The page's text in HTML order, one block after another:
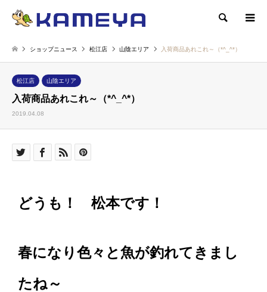
検索
ショップニュース 松江店 山陰エリア 入荷商品あれこれ～（*^_^*）
松江店 山陰エリア
入荷商品あれこれ～（*^_^*）
2019.04.08
どうも！ 松本です！
春になり色々と魚が釣れてきまし
たね～